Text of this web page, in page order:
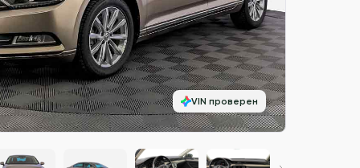
VIN проверен